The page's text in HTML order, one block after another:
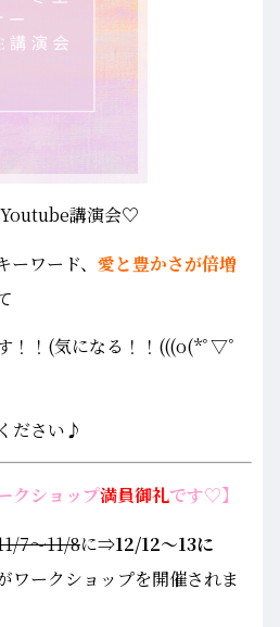
講演会♡
ワード、 愛と豊かさが倍増
！！(気になる！！(((o(*ﾟ▽ﾟ
ださい♪
クショップ満員御礼です♡】
7～11/8に⇒12/12～13に
ワークショップを開催されま